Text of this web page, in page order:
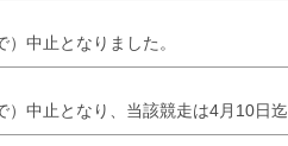
中止となりました。
中止となり、当該競走は4月10日